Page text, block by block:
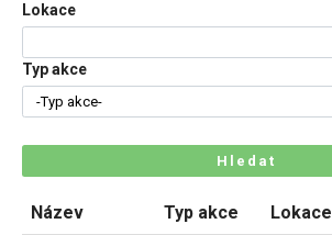
Lokace
Typ akce
Hledat
Název Typ akce Lokace